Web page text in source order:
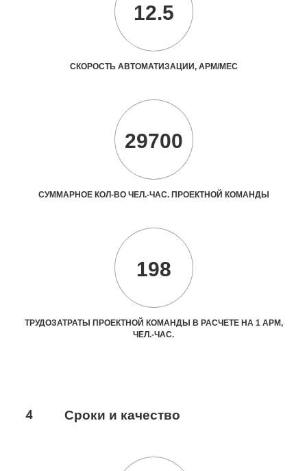
12.5
СКОРОСТЬ АВТОМАТИЗАЦИИ, АРМ/МЕС
29700
СУММАРНОЕ КОЛ-ВО ЧЕЛ.-ЧАС. ПРОЕКТНОЙ КОМАНДЫ
198
ТРУДОЗАТРАТЫ ПРОЕКТНОЙ КОМАНДЫ В РАСЧЕТЕ НА 1 АРМ,
ЧЕЛ.-ЧАС.
4 Сроки и качество